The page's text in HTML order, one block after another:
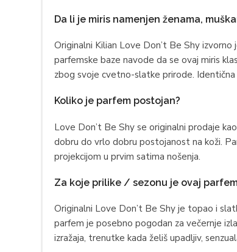
Da li je miris namenjen ženama,
Originalni Kilian Love Don’t Be Shy
parfemske baze navode da se ovaj miris
zbog svoje cvetno-slatke prirode.
Koliko je parfem postojan?
Love Don’t Be Shy se originalni prodaje
dobru do vrlo dobru postojanost na koži.
projekcijom u prvim satima nošenja.
Za koje prilike / sezonu je ovaj
Originalni Love Don’t Be Shy je topao i
parfem je posebno pogodan za večernje
izražaja, trenutke kada želiš upadljiv,